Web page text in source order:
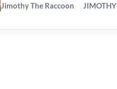
Jimothy The Raccoon JIMOTHY